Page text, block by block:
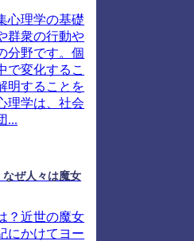
心理学の基礎
群衆の行動や
分野です。個
で変化するこ
明することを
理学は、社会
...
ぜ人々は魔女
？近世の魔女
にかけてヨー